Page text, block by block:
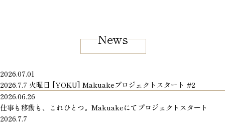
News
2026.07.01
2026.7.7 火曜日 [YOKU] Makuakeプロジェクトスタート #2
2026.06.26
仕事も移動も、これひとつ。Makuakeにてプロジェクトスタート
2026.7.7